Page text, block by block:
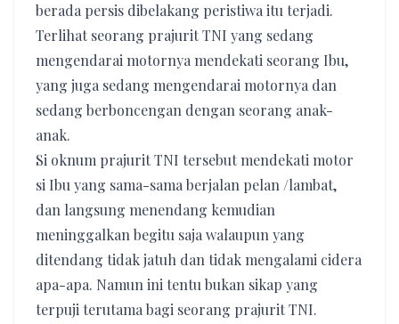
berada persis dibelakang peristiwa itu terjadi.
Terlihat seorang prajurit TNI yang sedang
mengendarai motornya mendekati seorang Ibu,
yang juga sedang mengendarai motornya dan
sedang berboncengan dengan seorang anak-
anak.
Si oknum prajurit TNI tersebut mendekati motor
si Ibu yang sama-sama berjalan pelan /lambat,
dan langsung menendang kemudian
meninggalkan begitu saja walaupun yang
ditendang tidak jatuh dan tidak mengalami cidera
apa-apa. Namun ini tentu bukan sikap yang
terpuji terutama bagi seorang prajurit TNI.